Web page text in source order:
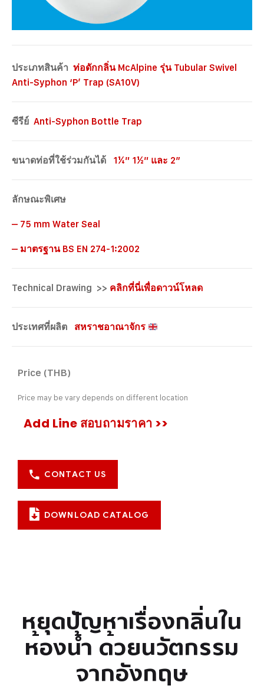
ประเภทสินค้า ท่อดักกลิ่น McAlpine รุ่น Tubular Swivel
Anti-Syphon ‘P’ Trap (SA10V)
ซีรีย์ Anti-Syphon Bottle Trap
ขนาดท่อที่ใช้ร่วมกันได้ 1¼” 1½” และ 2″
ลักษณะพิเศษ
– 75 mm Water Seal
– มาตรฐาน BS EN 274-1:2002
Technical Drawing >> คลิกที่นี่เพื่อดาวน์โหลด
ประเทศที่ผลิต สหราชอาณาจักร
Price (THB)
Price may be vary depends on different location
Add Line สอบถามราคา >>
CONTACT US
DOWNLOAD CATALOG
หยุดปัญหาเรื่องกลิ่นใน
ห้องน้ำ ด้วยนวัตกรรม
จากอังกฤษ